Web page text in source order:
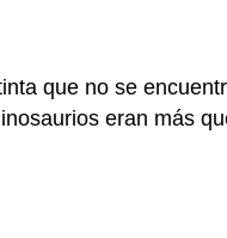
que no se
eran más